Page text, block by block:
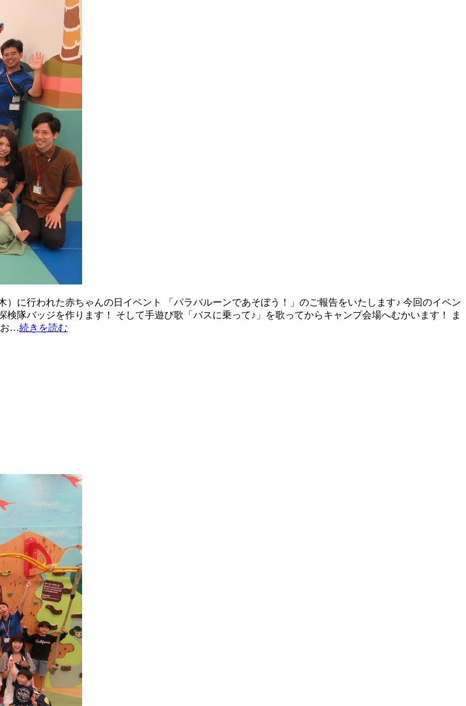
に行われた赤ちゃんの日イベント 「パラバルーンであそぼう！」のご報告をいたします♪ 今回のイベン
隊バッジを作ります！ そして手遊び歌「バスに乗って♪」を歌ってからキャンプ会場へむかいます！ ま
お…続きを読む